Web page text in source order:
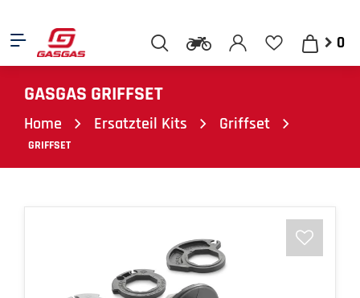
0
GASGAS GRIFFSET
Home Ersatzteil Kits Griffset
GRIFFSET